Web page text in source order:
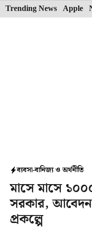
Skip
to
Trending News Apple
ব্যবসা-বানিজ্য ও অর্থনীতি
মাসে মাসে
সরকার,
প্রকল্পে